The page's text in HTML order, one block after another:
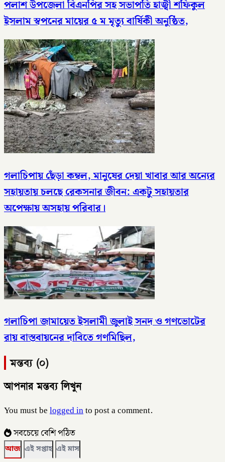
পলাশ উপজেলা বিএনপির সহ সভাপতি হাজ্বী শফিকুল
ইসলাম স্বপনের মায়ের ৫ ম মৃত্যু বার্ষিকী অনুষ্ঠিত,
গলাচিপায় ছেঁড়া কম্বল, মানুষের দেয়া খাবার আর অন্যের
সহায়তায় চলছে রেকসনার জীবন: একটু সহায়তার
অপেক্ষায় অসহায় পরিবার।
গলাচিপা জামায়েত ইসলামী জুলাই সনদ ও গণভোটের
রায় বাস্তবায়নের দাবিতে গণমিছিল,
মন্তব্য (০)
আপনার মন্তব্য লিখুন
You must belogged into post a comment.
সবচেয়ে বেশি পঠিত
আজ এই সপ্তাহ এই মাস